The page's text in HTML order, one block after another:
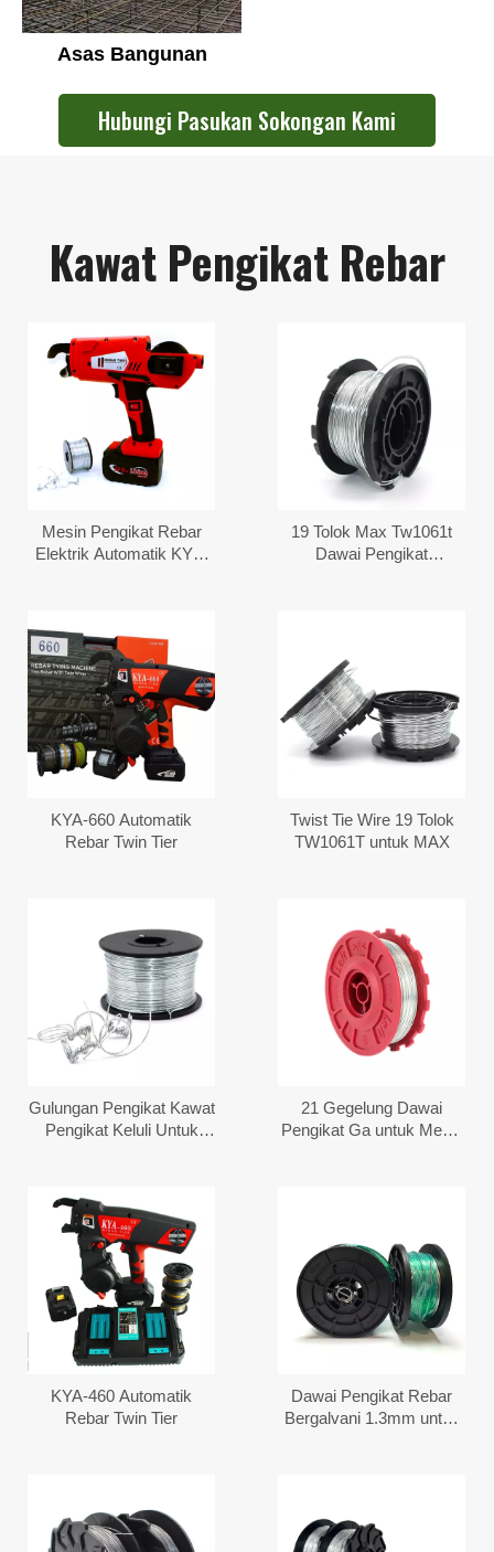
Asas Bangunan
Hubungi Pasukan Sokongan Kami
Kawat Pengikat Rebar
Mesin Pengikat Rebar
Elektrik Automatik KYA-
19 Tolok Max Tw1061t
Dawai Pengikat
KYA-660 Automatik
Rebar Twin Tier
Twist Tie Wire 19 Tolok
TW1061T untuk MAX
Gulungan Pengikat Kawat
Pengikat Keluli Untuk
21 Gegelung Dawai
Pengikat Ga untuk Mesin
KYA-460 Automatik
Rebar Twin Tier
Dawai Pengikat Rebar
Bergalvani 1.3mm untuk